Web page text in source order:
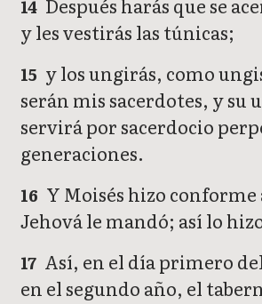
14 Después harás que se
y les vestirás las túnicas;
15 y los ungirás, como
serán mis sacerdotes, y su
servirá por sacerdocio
generaciones.
16 Y Moisés hizo conforme
Jehová le mandó; así lo
17 Así, en el día primero
en el segundo año, el